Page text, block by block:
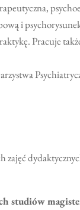
i
Pracuje
studiów